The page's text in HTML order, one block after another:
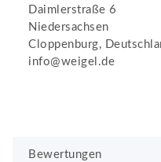
Daimlerstraße 6
Niedersachsen
Cloppenburg,
info@weigel.de
Bewertungen